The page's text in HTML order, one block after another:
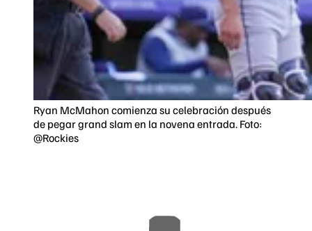
Ryan McMahon comienza su celebración después
de pegar grand slam en la novena entrada. Foto:
@Rockies